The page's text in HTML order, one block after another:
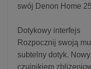
swój Denon Home
Dotykowy interfejs
Rozpocznij swoją
subtelny dotyk.
czujnikiem